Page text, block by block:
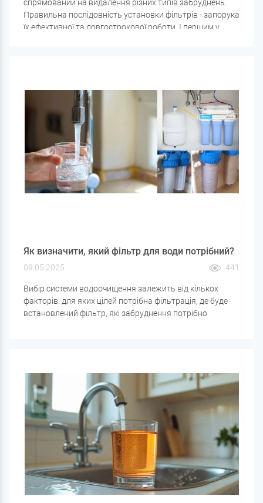
спрямований на видалення різних типів забруднень.
Правильна послідовність установки фільтрів - запорука
їх ефективної та довгострокової роботи. І першим у
Як визначити, який фільтр для води потрібний?
09.05.2025 441
Вибір системи водоочищення залежить від кількох
факторів: для яких цілей потрібна фільтрація, де буде
встановлений фільтр, які забруднення потрібно